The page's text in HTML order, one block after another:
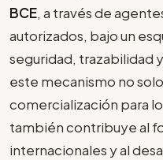
BCE, a través de
autorizados, bajo un
seguridad, trazabilidad
este mecanismo no
comercialización para
también contribuye al
internacionales y al